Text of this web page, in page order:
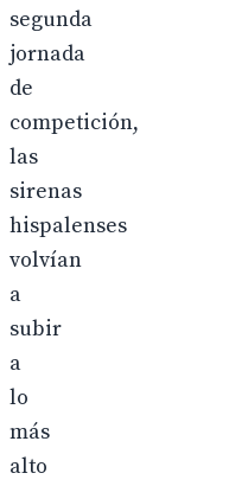
segunda
jornada
de
competición,
las
sirenas
hispalenses
volvían
a
subir
a
lo
más
alto